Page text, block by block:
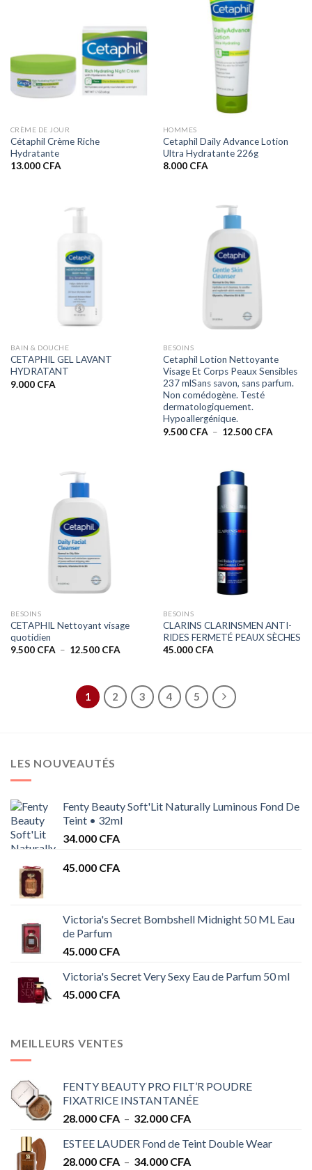
CRÈME DE JOUR
Cétaphil Crème Riche
Hydratante
13.000 CFA
HOMMES
Cetaphil Daily Advance Lotion
Ultra Hydratante 226g
8.000 CFA
BAIN & DOUCHE
CETAPHIL GEL LAVANT
HYDRATANT
9.000 CFA
BESOINS
Cetaphil Lotion Nettoyante
Visage Et Corps Peaux Sensibles
237 mlSans savon, sans parfum.
Non comédogène. Testé
dermatologiquement.
Hypoallergénique.
9.500 CFA – 12.500 CFAPlage
BESOINS
CETAPHIL Nettoyant visage
quotidien
9.500 CFA – 12.500 CFAPlage
à
12.500 CFA
BESOINS
CLARINS CLARINSMEN ANTI-
RIDES FERMETÉ PEAUX SÈCHES
45.000 CFA
1 2 3 4 5
LES NOUVEAUTÉS
Fenty Beauty Soft'Lit Naturally Luminous Fond De
Teint • 32ml
34.000 CFA
45.000 CFA
Victoria's Secret Bombshell Midnight 50 ML Eau
de Parfum
45.000 CFA
Victoria's Secret Very Sexy Eau de Parfum 50 ml
45.000 CFA
MEILLEURS VENTES
FENTY BEAUTY PRO FILT’R POUDRE
FIXATRICE INSTANTANÉE
28.000 CFA – 32.000 CFA
prix :
28.000 CFA
ESTEE LAUDER Fond de Teint Double Wear
28.000 CFA – 34.000 CFA